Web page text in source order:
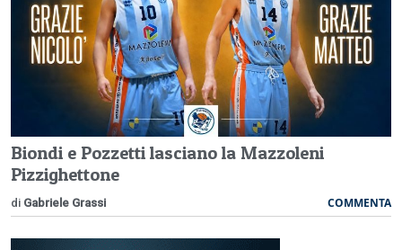
Biondi e Pozzetti lasciano la Mazzoleni
Pizzighettone
di Gabriele Grassi COMMENTA